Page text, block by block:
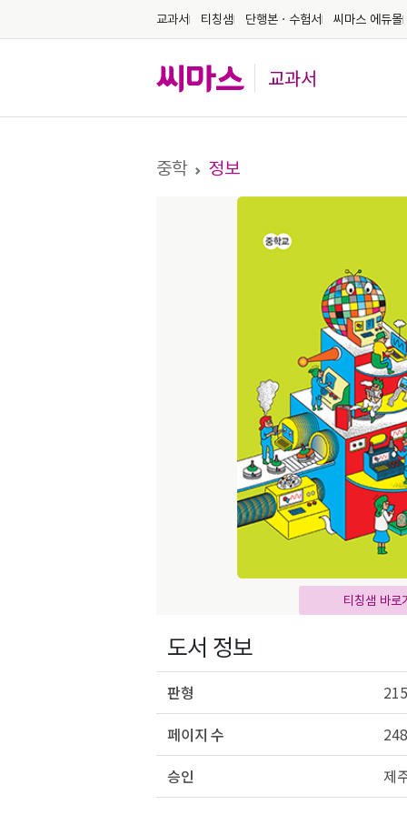
교과서 티칭샘 단행본ㆍ수험서 씨마스 에듀몰
교과서
중학 정보
티칭샘 바로
도서 정보
판형
페이지 수
승인
제